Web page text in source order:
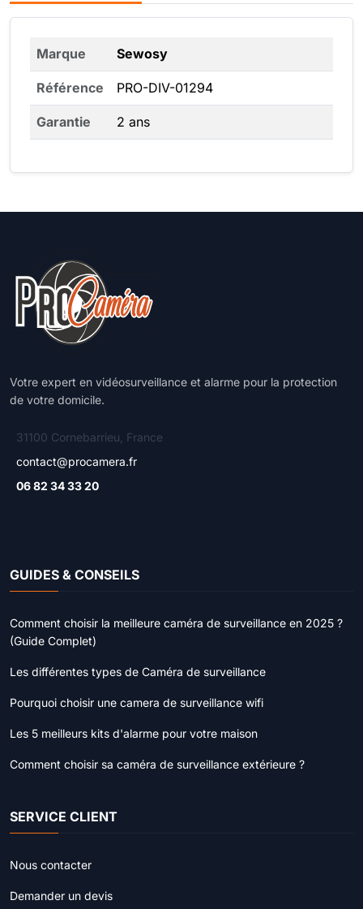
Marque Sewosy
Référence PRO-DIV-01294
Garantie 2 ans
Votre expert en vidéosurveillance et alarme pour la protection
de votre domicile.
31100 Cornebarrieu, France
contact@procamera.fr
06 82 34 33 20
GUIDES & CONSEILS
Comment choisir la meilleure caméra de surveillance en 2025 ?
(Guide Complet)
Les différentes types de Caméra de surveillance
Pourquoi choisir une camera de surveillance wifi
Les 5 meilleurs kits d'alarme pour votre maison
Comment choisir sa caméra de surveillance extérieure ?
SERVICE CLIENT
Nous contacter
Demander un devis